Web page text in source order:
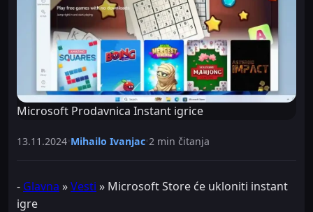
Microsoft Prodavnica Instant igrice
13.11.2024 Mihailo Ivanjac 2 min čitanja
- Glavna »Vesti » Microsoft Store će ukloniti instant
igre